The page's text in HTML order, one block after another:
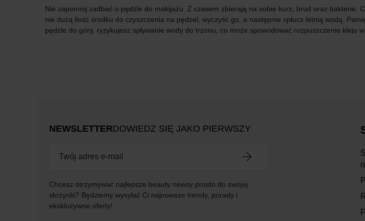
Nie zapomnij zadbać o pędzle do makijażu. Z czasem zbierają na sobie kurz, brud oraz bakterie.
nie dużą ilość środku do czyszczenia na pędzel, wyczyść go, a następnie spłucz letnią wodą.
pędzle do góry, ryzykujesz spływanie wody do trzonu, co może spowodować rozpuszczenie kleju
NEWSLETTERDOWIEDZ SIĘ JAKO PIERWSZY
Chcesz otrzymywać najlepsze beauty newsy prosto do swojej
skrzynki? Będziemy wysyłać Ci najnowsze trendy, porady i
ekskluzywne oferty!